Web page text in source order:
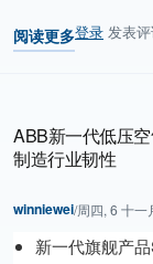
阅读更多
关于 ABB低压传动
登录 发表
ABB新一代低压
制造行业韧性
winniewei/周四, 6 十一
新一代旗舰产